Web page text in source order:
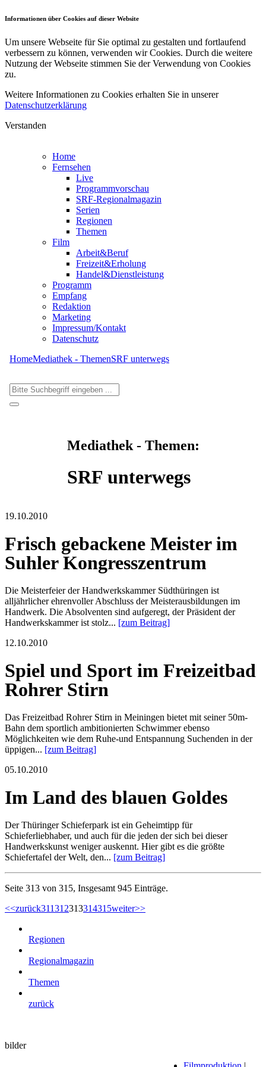
Informationen über Cookies auf dieser Website
Um unsere Webseite für Sie optimal zu gestalten und fortlaufend
verbessern zu können, verwenden wir Cookies. Durch die weitere
Nutzung der Webseite stimmen Sie der Verwendung von Cookies
zu.
Weitere Informationen zu Cookies erhalten Sie in unserer
Datenschutzerklärung
Verstanden
Home
Fernsehen
Live
Programmvorschau
SRF-Regionalmagazin
Serien
Regionen
Themen
Film
Arbeit&Beruf
Freizeit&Erholung
Handel&Dienstleistung
Programm
Empfang
Redaktion
Marketing
Impressum/Kontakt
Datenschutz
HomeMediathek - ThemenSRF unterwegs
Mediathek - Themen:
SRF unterwegs
19.10.2010
Frisch gebackene Meister im
Suhler Kongresszentrum
Die Meisterfeier der Handwerkskammer Südthüringen ist
alljährlicher ehrenvoller Abschluss der Meisterausbildungen im
Handwerk. Die Absolventen sind aufgeregt, der Präsident der
Handwerkskammer ist stolz... [zum Beitrag]
12.10.2010
Spiel und Sport im Freizeitbad
Rohrer Stirn
Das Freizeitbad Rohrer Stirn in Meiningen bietet mit seiner 50m-
Bahn dem sportlich ambitionierten Schwimmer ebenso
Möglichkeiten wie dem Ruhe-und Entspannung Suchenden in der
üppigen... [zum Beitrag]
05.10.2010
Im Land des blauen Goldes
Der Thüringer Schieferpark ist ein Geheimtipp für
Schieferliebhaber, und auch für die jeden der sich bei dieser
Handwerkskunst weniger auskennt. Hier gibt es die größte
Schiefertafel der Welt, den... [zum Beitrag]
Seite 313 von 315, Insgesamt 945 Einträge.
<<zurück311312313314315weiter>>
Regionen
Regionalmagazin
Themen
zurück
bilder